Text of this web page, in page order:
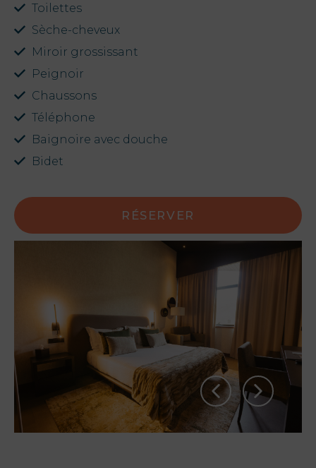
Toilettes
Sèche-cheveux
Miroir grossissant
Peignoir
Chaussons
Téléphone
Baignoire avec douche
Bidet
RÉSERVER